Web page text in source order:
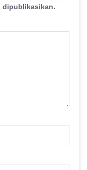
dipublikasikan.